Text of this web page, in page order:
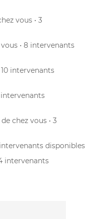
vous • 3
vous • 8 intervenants
10 intervenants
intervenants
de chez vous • 3
intervenants disponibles
intervenants